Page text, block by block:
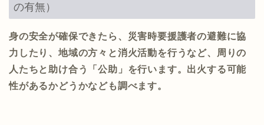
の有無）
身の安全が確保できたら、災害時要援護者の避難に協
力したり、地域の方々と消火活動を行うなど、周りの
人たちと助け合う「公助」を行います。出火する可能
性があるかどうかなども調べます。